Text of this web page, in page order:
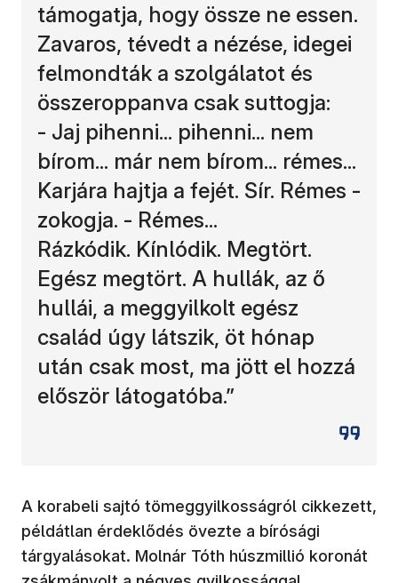
támogatja, hogy össze ne essen.
Zavaros, tévedt a nézése, idegei
felmondták a szolgálatot és
összeroppanva csak suttogja:
- Jaj pihenni... pihenni... nem
bírom... már nem bírom... rémes...
Karjára hajtja a fejét. Sír. Rémes -
zokogja. - Rémes...
Rázkódik. Kínlódik. Megtört.
Egész megtört. A hullák, az ő
hullái, a meggyilkolt egész
család úgy látszik, öt hónap
után csak most, ma jött el hozzá
először látogatóba.”
A korabeli sajtó tömeggyilkosságról cikkezett,
példátlan érdeklődés övezte a bírósági
tárgyalásokat. Molnár Tóth húszmillió koronát